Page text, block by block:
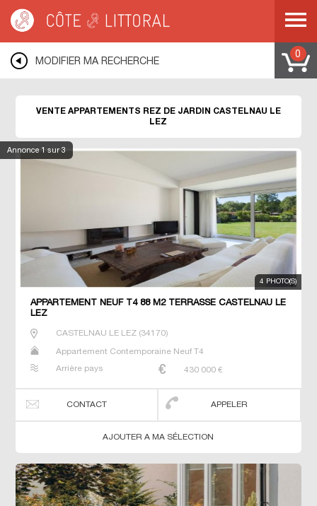
Appartements rez de jardin
MEDITERRANEE LANGUEDOC ROUSSILLON>
HERAULT
MODIFIER MA RECHERCHE
0
Annonce 1 sur 3
VENTE APPARTEMENTS REZ DE JARDIN CASTELNAU LE
LEZ
4 PHOTO(S)
APPARTEMENT NEUF T4 88 M2 TERRASSE CASTELNAU LE
LEZ
CASTELNAU LE LEZ(34170)
Appartement Contemporaine Neuf T4
Arrière pays 430 000 €
CONTACT APPELER
AJOUTER A MA SÉLECTION